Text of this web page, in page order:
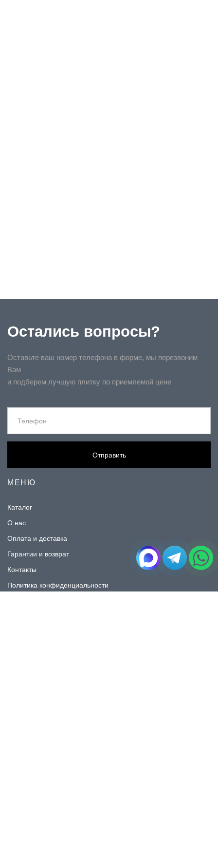
Остались вопросы?
Оставьте ваш номер телефона в форме, мы перезвоним
Вам
и подберем лучшую плитку по приемлемой цене
Отправить
МЕНЮ
Каталог
О нас
Оплата и доставка
Гарантии и возврат
Контакты
Политика конфиденциальности